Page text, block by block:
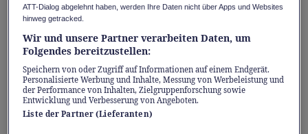
Und danach? Gehts ab in die Natur: Der
Erlebnisweg Obersee führt rund um den
oberen Zürichsee – zu Fuss oder mit dem
Velo, ganz flexibel und an jedem Wochentag.
Wer möchte, nimmt einen Entdeckerrucksack
samt Schatzkarte mit auf die sechs
abwechslungsreichen Etappen. Die Route
ATT-Dialog abgelehnt haben, werden Ihre Daten nicht über Apps und Websites
hinweg getracked.
Wir und unsere Partner verarbeiten Daten, um
Folgendes bereitzustellen:
Speichern von oder Zugriff auf Informationen auf einem Endgerät.
Personalisierte Werbung und Inhalte, Messung von Werbeleistung und
der Performance von Inhalten, Zielgruppenforschung sowie
Entwicklung und Verbesserung von Angeboten.
Liste der Partner (Lieferanten)